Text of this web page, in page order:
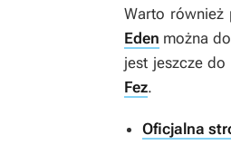
Warto
Eden można
jest jeszcze
Fez.
Oficjalna